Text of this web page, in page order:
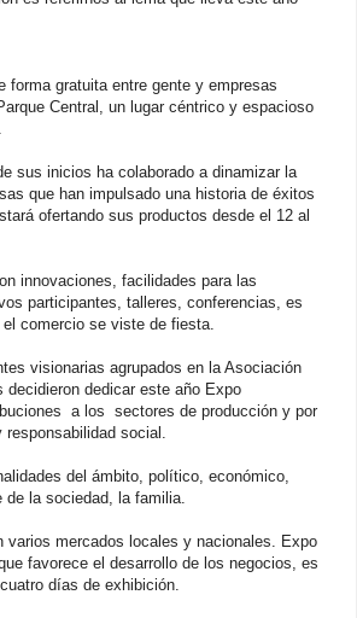
forma gratuita entre gente y empresas
Central, un lugar céntrico y espacioso
sus inicios ha colaborado a dinamizar la
que han impulsado una historia de éxitos
ofertando sus productos desde el 12 al
innovaciones, facilidades para las
participantes, talleres, conferencias, es
comercio se viste de fiesta.
visionarias agrupados en la Asociación
dedicar este año Expo
a los sectores de producción y por
social.
del ámbito, político, económico,
de la sociedad, la familia.
varios mercados locales y nacionales. Expo
favorece el desarrollo de los negocios, es
días de exhibición.